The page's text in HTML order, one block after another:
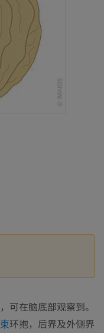
，可在脑底部观察到。
环抱，后界及外侧界